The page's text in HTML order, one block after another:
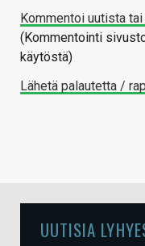
Kommentoi uutista
(Kommentointi
käytöstä)
Lähetä palautetta /
UUTISIA